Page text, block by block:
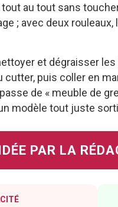
tout au tout sans
; avec deux
et dégraisser
cutter, puis coller en
de « meuble de
modèle tout juste
PAR LA